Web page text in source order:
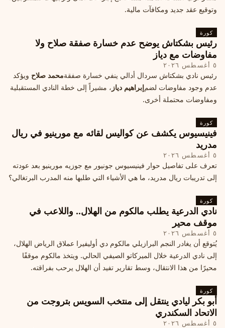
وتوقيع عقد جديد ومكافآت مالية.
كورة
رئيس بشكتاش يوضح عدم خسارة صفقة صلاح ولا
مفاوضات مع دياز
٥ أغسطس ٢٠٢٦
رئيس نادي بشكتاش سردال أدالي ينفي خسارة صفقةمحمد صلاح ويؤكد
عدم وجود مفاوضات لضمإبراهيم دياز ، مشيراً إلى خطة النادي المستقبلية
ومفاوضات محتملة أخرى.
كورة
فينيسيوس يكشف عن كواليس لقائه مع مورينيو في ريال
مدريد
٥ أغسطس ٢٠٢٦
تعرف على تفاصيل حوار فينيسيوس جونيور مع جوزيه مورينيو بعد عودته
إلى تدريبات ريال مدريد، ما هي الأشياء التي طلبها منه المدرب البرتغالي؟
كورة
نادي الدرعية يطلب مالكوم من الهلال.. واللاعب في
موقف محير
٥ أغسطس ٢٠٢٦
يُتوقع أن يغادر النجم البرازيلي مالكوم دي أوليفيرا عملاق الرياض الهلال،
إلى نادي الدرعية خلال الميركاتو الصيفي الحالي. ويتخذ مالكوم موقفًا
محيرًا من هذا الانتقال، وسط تقارير تفيد أن الهلال يرحب بفراقته.
كورة
أبو بكر ليادي ينتقل إلى منتخب السويس بتروجت من
الاتحاد السكندري
٥ أغسطس ٢٠٢٦